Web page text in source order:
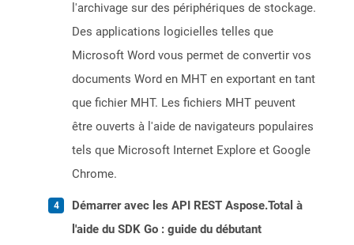
l'archivage sur des périphériques de stockage.
Des applications logicielles telles que
Microsoft Word vous permet de convertir vos
documents Word en MHT en exportant en tant
que fichier MHT. Les fichiers MHT peuvent
être ouverts à l'aide de navigateurs populaires
tels que Microsoft Internet Explore et Google
Chrome.
Démarrer avec les API REST Aspose.Total à
l'aide du SDK Go : guide du débutant